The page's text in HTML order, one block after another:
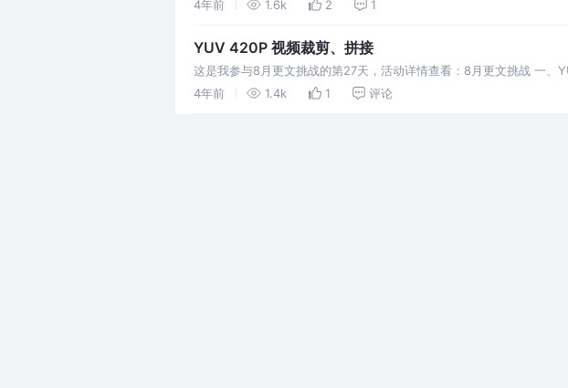
4年前 1.6k 2 1
YUV 420P 视频裁剪、拼接
这是我参与8月更文挑战的第27天，活动详情查看：8月更文挑战 一
也就是灰阶值，它是基础信号；U 和 V 表
4年前 1.4k 1 评论